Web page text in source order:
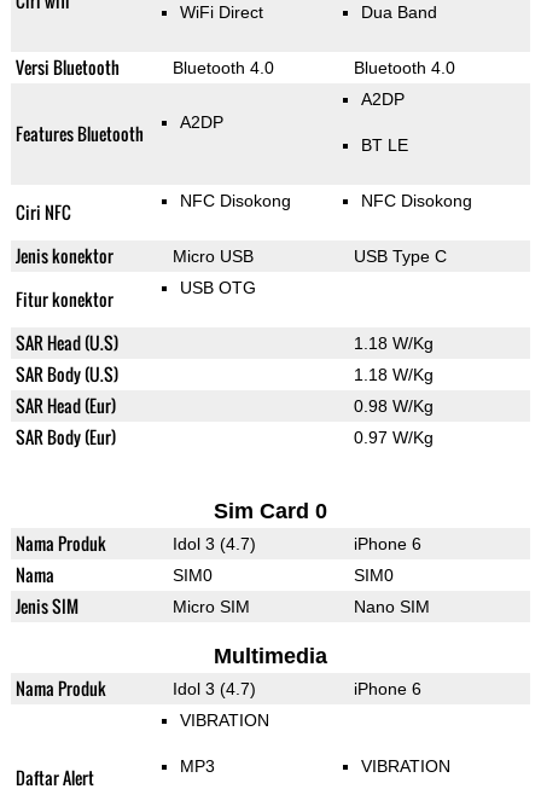
WiFi Direct Dua Band
Versi Bluetooth Bluetooth 4.0 Bluetooth 4.0
Features Bluetooth A2DP
A2DP
BT LE
Ciri NFC NFC Disokong NFC Disokong
Jenis konektor Micro USB USB Type C
Fitur konektor USB OTG
SAR Head (U.S) 1.18 W/Kg
SAR Body (U.S) 1.18 W/Kg
SAR Head (Eur) 0.98 W/Kg
SAR Body (Eur) 0.97 W/Kg
Sim Card 0
Nama Produk Idol 3 (4.7) iPhone 6
Nama SIM0 SIM0
Jenis SIM Micro SIM Nano SIM
Multimedia
Nama Produk Idol 3 (4.7) iPhone 6
Daftar Alert
VIBRATION
MP3 VIBRATION